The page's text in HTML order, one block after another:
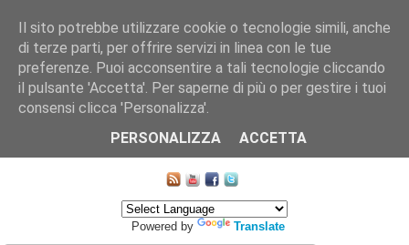
CHI SIAMO LE SEZIONI ASSICURGRANDA
ISCRIZIONE L'AVVOCATO RISPONDE SONDAGGI
Powered by Translate
Il sito potrebbe utilizzare cookie o tecnologie simili, anche
di terze parti, per offrire servizi in linea con le tue
preferenze. Puoi acconsentire a tali tecnologie cliccando
il pulsante 'Accetta'. Per saperne di più o per gestire i tuoi
consensi clicca 'Personalizza'.
PERSONALIZZA
ACCETTA